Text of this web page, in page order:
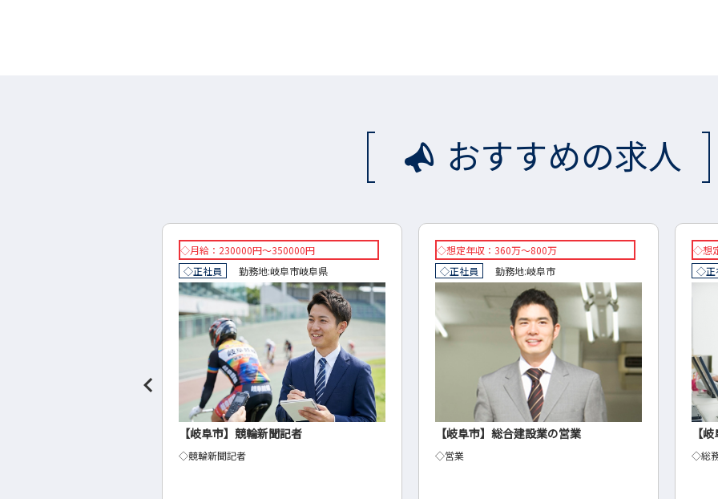
おすすめの求人
◇月給：230000円～350000円
◇正社員
勤務地:岐阜市岐阜県
【岐阜市】競輪新聞記者
◇競輪新聞記者
◇想定年収：360万～800万
◇正社員
勤務地:岐阜市
【岐阜市】総合建設業の営業
◇営業
◇想
◇正
【
◇総